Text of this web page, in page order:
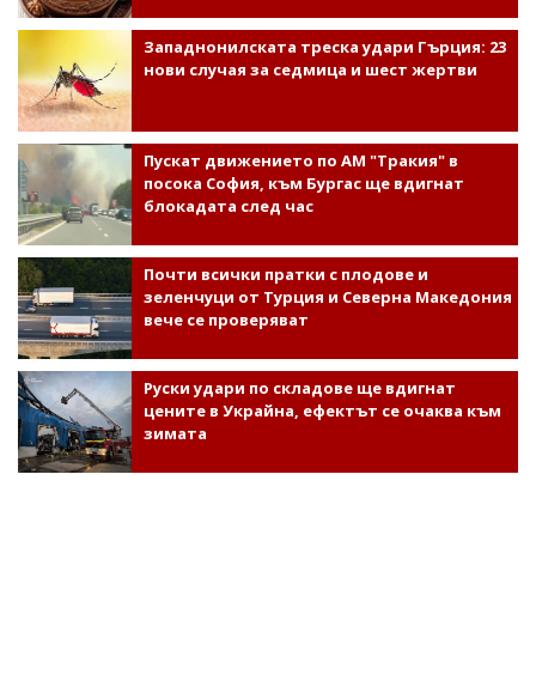
Западнонилската треска удари Гърция: 23
нови случая за седмица и шест жертви
Пускат движението по АМ "Тракия" в
посока София, към Бургас ще вдигнат
блокадата след час
Почти всички пратки с плодове и
зеленчуци от Турция и Северна Македония
вече се проверяват
Руски удари по складове ще вдигнат
цените в Украйна, ефектът се очаква към
зимата